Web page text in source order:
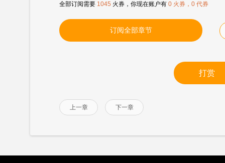
全部订阅需要 1045 火券，你现在账户有 0 火券，0 代券
订阅全部章节
打赏
上一章 下一章